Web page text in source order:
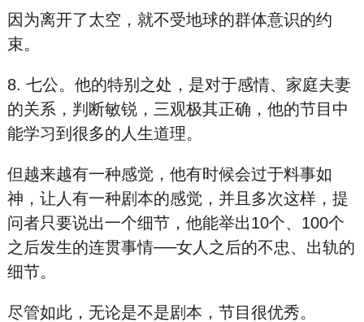
因为离开了太空，就不受地球的群体意识的约
束。
8. 七公。他的特别之处，是对于感情、家庭夫妻
的关系，判断敏锐，三观极其正确，他的节目中
能学习到很多的人生道理。
但越来越有一种感觉，他有时候会过于料事如
神，让人有一种剧本的感觉，并且多次这样，提
问者只要说出一个细节，他能举出10个、100个
之后发生的连贯事情──女人之后的不忠、出轨的
细节。
尽管如此，无论是不是剧本，节目很优秀。